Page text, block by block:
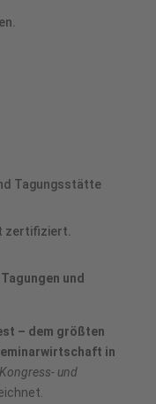
zertifiziert.
und
– dem größten
in
und